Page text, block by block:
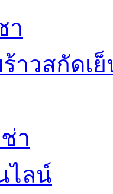
า
าวสกัดเ
า
ไลน์